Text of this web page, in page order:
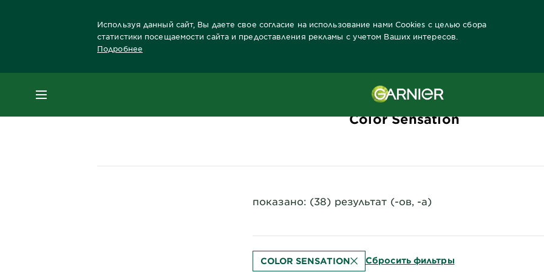
Используя данный сайт, Вы даете свое согласие на использование нами Cookies с целью сбора
статистики посещаемости сайта и предоставления рекламы с учетом Ваших интересов.
Подробнее
МЕНЮ
Color Sensation
показано: (38) результат (-ов, -а)
COLOR SENSATION Сбросить фильтры